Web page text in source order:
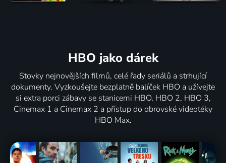
HBO jako dárek
Stovky nejnovějších filmů, celé řady seriálů a strhující
dokumenty. Vyzkoušejte bezplatně balíček HBO a užívejte
si extra porci zábavy se stanicemi HBO, HBO 2, HBO 3,
Cinemax 1 a Cinemax 2 a přístup do obrovské videotéky
HBO Max.